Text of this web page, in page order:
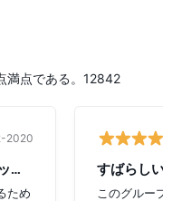
満点である。12842
2020
全体シームレス、マイナーなヒップアップ
ため
すばらしい
このグルー